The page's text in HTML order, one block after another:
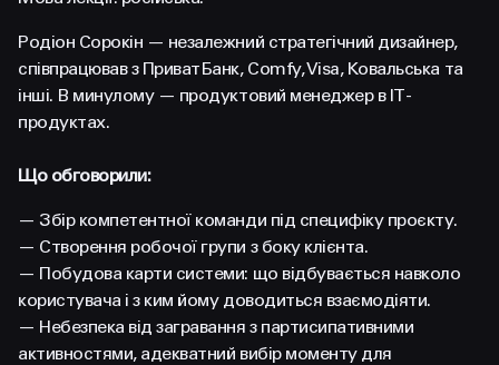
Родіон Сорокін — незалежний стратегічний дизайнер,
співпрацював з ПриватБанк, Comfy, Visa, Ковальська та
інші. В минулому — продуктовий менеджер в ІТ-
продуктах.
Що обговорили:
— Збір компетентної команди під специфіку проєкту.
— Створення робочої групи з боку клієнта.
— Побудова карти системи: що відбувається навколо
користувача і з ким йому доводиться взаємодіяти.
— Небезпека від загравання з партисипативними
активностями, адекватний вибір моменту для